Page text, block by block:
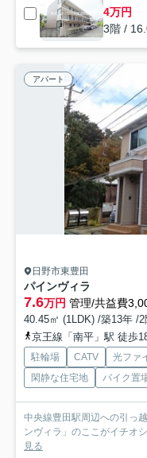
4万円
3階 /
アパート
日野市東豊田
パインヴィラ
7.6万円 管理/共益費
40.45㎡ (1LDK) /築13年 /2
京王線「南平」駅 徒歩
駐輪場 CATV 光ファ
閑静な住宅地
バイク置
中央線豊田駅周辺への引っ
ンヴィラ」のここがイチオ
見る